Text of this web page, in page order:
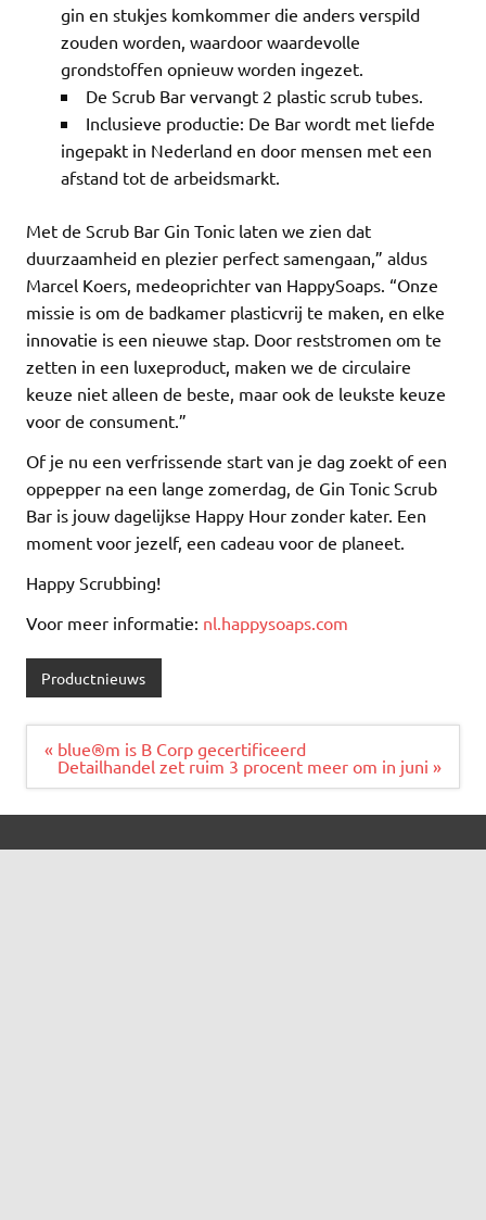
gin en stukjes komkommer die anders verspild
zouden worden, waardoor waardevolle
grondstoffen opnieuw worden ingezet.
De Scrub Bar vervangt 2 plastic scrub tubes.
Inclusieve productie: De Bar wordt met liefde
ingepakt in Nederland en door mensen met een
afstand tot de arbeidsmarkt.
Met de Scrub Bar Gin Tonic laten we zien dat
duurzaamheid en plezier perfect samengaan,” aldus
Marcel Koers, medeoprichter van HappySoaps. “Onze
missie is om de badkamer plasticvrij te maken, en elke
innovatie is een nieuwe stap. Door reststromen om te
zetten in een luxeproduct, maken we de circulaire
keuze niet alleen de beste, maar ook de leukste keuze
voor de consument.”
Of je nu een verfrissende start van je dag zoekt of een
oppepper na een lange zomerdag, de Gin Tonic Scrub
Bar is jouw dagelijkse Happy Hour zonder kater. Een
moment voor jezelf, een cadeau voor de planeet.
Happy Scrubbing!
Voor meer informatie: nl.happysoaps.com
Productnieuws
Bericht
navigatie
« blue®m is B Corp gecertificeerd
Detailhandel zet ruim 3 procent meer om in juni »